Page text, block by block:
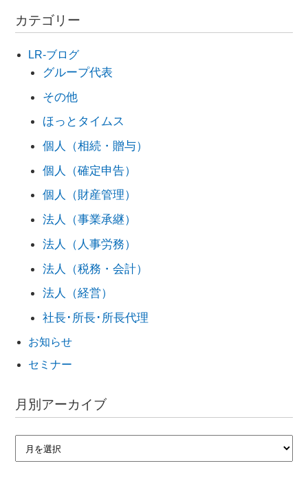
カテゴリー
LR-ブログ
グループ代表
その他
ほっとタイムス
個人（相続・贈与）
個人（確定申告）
個人（財産管理）
法人（事業承継）
法人（人事労務）
法人（税務・会計）
法人（経営）
社長･所長･所長代理
お知らせ
セミナー
月別アーカイブ